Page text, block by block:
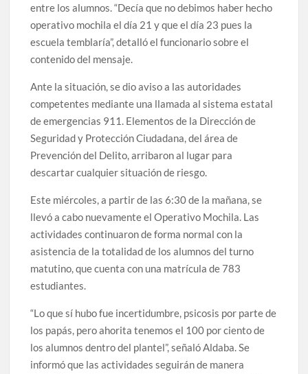
entre los alumnos. “Decía que no debimos haber hecho
operativo mochila el día 21 y que el día 23 pues la
escuela temblaría”, detalló el funcionario sobre el
contenido del mensaje.
Ante la situación, se dio aviso a las autoridades
competentes mediante una llamada al sistema estatal
de emergencias 911. Elementos de la Dirección de
Seguridad y Protección Ciudadana, del área de
Prevención del Delito, arribaron al lugar para
descartar cualquier situación de riesgo.
Este miércoles, a partir de las 6:30 de la mañana, se
llevó a cabo nuevamente el Operativo Mochila. Las
actividades continuaron de forma normal con la
asistencia de la totalidad de los alumnos del turno
matutino, que cuenta con una matrícula de 783
estudiantes.
“Lo que sí hubo fue incertidumbre, psicosis por parte de
los papás, pero ahorita tenemos el 100 por ciento de
los alumnos dentro del plantel”, señaló Aldaba. Se
informó que las actividades seguirán de manera